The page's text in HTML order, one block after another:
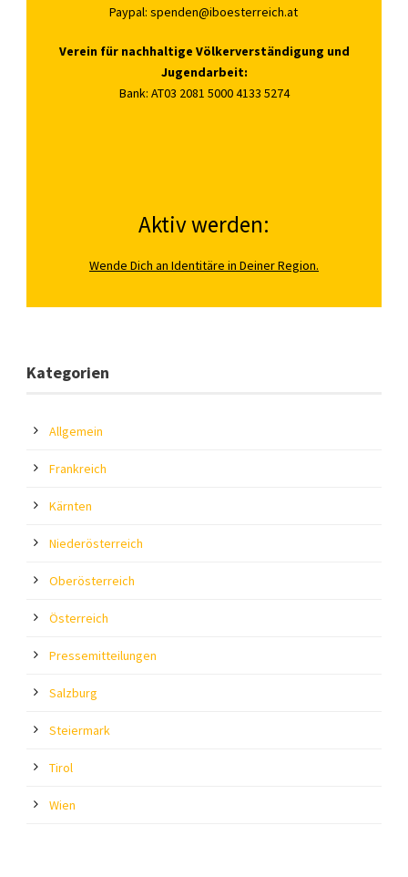
Paypal: spenden@iboesterreich.at
Verein für nachhaltige Völkerverständigung und
Jugendarbeit:
Bank: AT03 2081 5000 4133 5274
Aktiv werden:
Wende Dich an Identitäre in Deiner Region.
Kategorien
Allgemein
Frankreich
Kärnten
Niederösterreich
Oberösterreich
Österreich
Pressemitteilungen
Salzburg
Steiermark
Tirol
Wien